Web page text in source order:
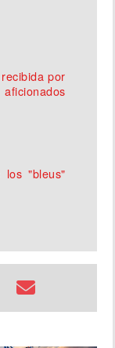
por
los "bleus"